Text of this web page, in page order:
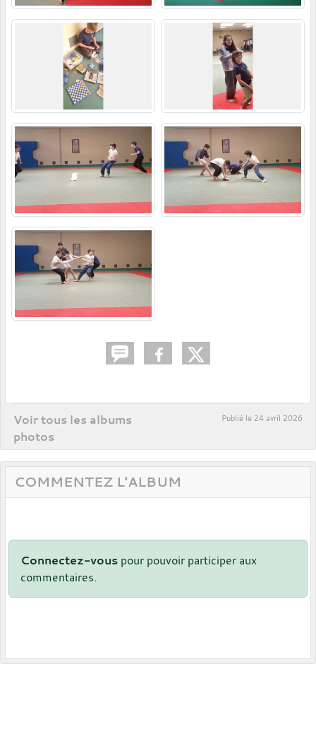
Voir tous les albums
photos
Publié le 24 avril 2026
COMMENTEZ L'ALBUM
Connectez-vous pour pouvoir participer aux
commentaires.